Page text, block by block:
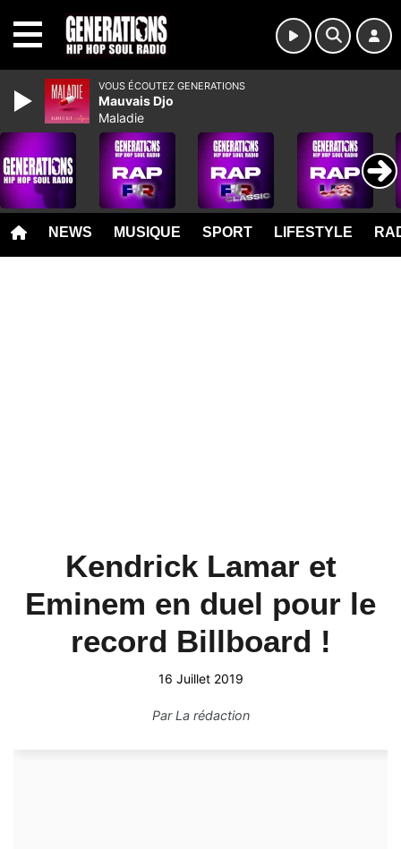
NEWS MUSIQUE SPORT LIFESTYLE
Kendrick Lamar et
Eminem en duel pour le
record Billboard !
16 Juillet 2019
ParLa rédaction
VOUS ÉCOUTEZ GENERATIONS
Mauvais Djo
Maladie